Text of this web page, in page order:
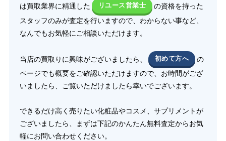
は買取業界に精通した
リユース営業士
の資格を持った
スタッフのみが査定を行いますので、わからない事など、
なんでもお気軽にご相談いただけます。
当店の買取りに興味がございましたら、 初めて方へ
の
ページでも概要をご確認いただけますので、お時間がござ
いましたら、ご覧いただけましたら幸いでございます。
できるだけ高く売りたい化粧品やコスメ、サプリメントが
ございましたら、まずは下記のかんたん無料査定からお気
軽にお問い合わせください。